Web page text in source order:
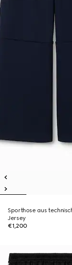
Sporthose aus
Jersey
€1,200